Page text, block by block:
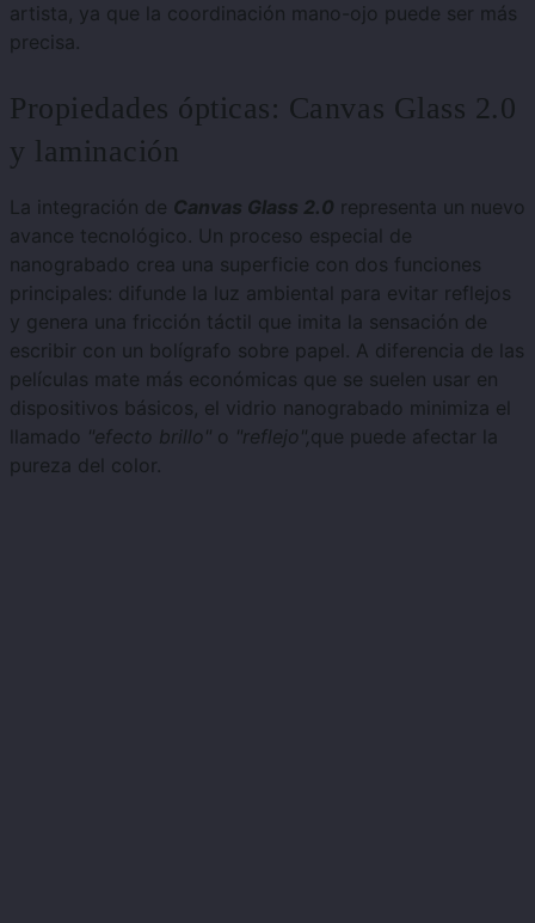
artista, ya que la coordinación mano-ojo puede ser más
precisa.
Propiedades ópticas: Canvas Glass 2.0
y laminación
La integración de Canvas Glass 2.0 representa un nuevo
avance tecnológico. Un proceso especial de
nanograbado crea una superficie con dos funciones
principales: difunde la luz ambiental para evitar reflejos
y genera una fricción táctil que imita la sensación de
escribir con un bolígrafo sobre papel. A diferencia de las
películas mate más económicas que se suelen usar en
dispositivos básicos, el vidrio nanograbado minimiza el
llamado "efecto brillo" o "reflejo",que puede afectar la
pureza del color.